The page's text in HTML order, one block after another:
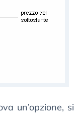
un’opzione, si